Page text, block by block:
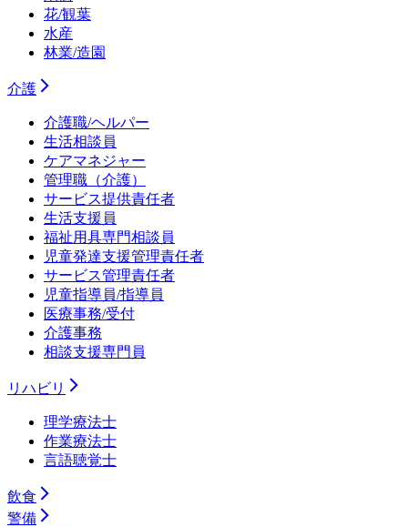
花/観葉
水産
林業/造園
介護
介護職/ヘルパー
生活相談員
ケアマネジャー
管理職（介護）
サービス提供責任者
生活支援員
福祉用具専門相談員
児童発達支援管理責任者
サービス管理責任者
児童指導員/指導員
医療事務/受付
介護事務
相談支援専門員
リハビリ
理学療法士
作業療法士
言語聴覚士
飲食
警備